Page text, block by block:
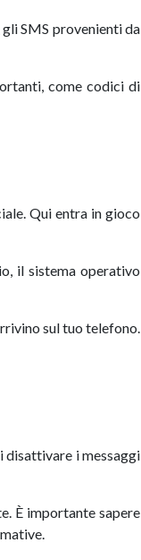
SMS provenienti da
come codici di
Qui entra in gioco
il sistema operativo
sul tuo telefono.
disattivare i messaggi
È importante sapere